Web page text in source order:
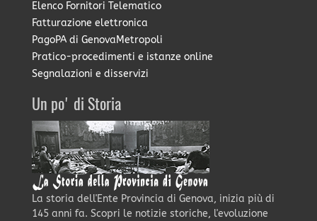
Elenco Fornitori Telematico
Fatturazione elettronica
PagoPA di GenovaMetropoli
Pratico-procedimenti e istanze online
Segnalazioni e disservizi
Un po' di Storia
La storia dell'Ente Provincia di Genova, inizia più di
145 anni fa. Scopri le notizie storiche, l'evoluzione